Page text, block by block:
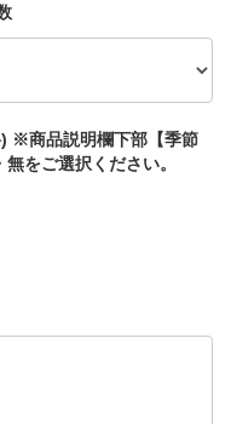
※商品説明欄下部【季節
をご選択ください。